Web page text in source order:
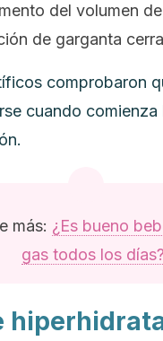
del volumen
de garganta
comprobaron
cuando comienza
más: ¿Es bueno
gas todos los días?